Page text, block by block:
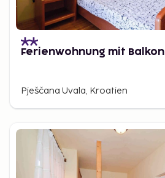
Ferienwohnung mit Balkon
Pješčana Uvala, Kroatien